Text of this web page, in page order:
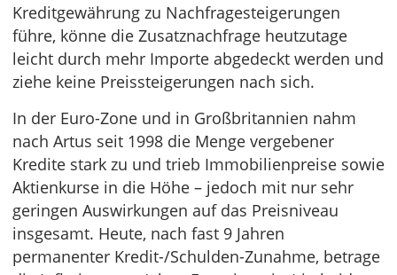
Kreditgewährung zu Nachfragesteigerungen
führe, könne die Zusatznachfrage heutzutage
leicht durch mehr Importe abgedeckt werden und
ziehe keine Preissteigerungen nach sich.
In der Euro-Zone und in Großbritannien nahm
nach Artus seit 1998 die Menge vergebener
Kredite stark zu und trieb Immobilienpreise sowie
Aktienkurse in die Höhe – jedoch mit nur sehr
geringen Auswirkungen auf das Preisniveau
insgesamt. Heute, nach fast 9 Jahren
permanenter Kredit-/Schulden-Zunahme, betrage